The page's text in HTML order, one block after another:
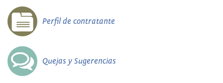
Perfil de contratante
Quejas y Sugerencias